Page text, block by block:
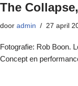
The
door admin 27 april
Fotografie: Rob Boon.
Concept en